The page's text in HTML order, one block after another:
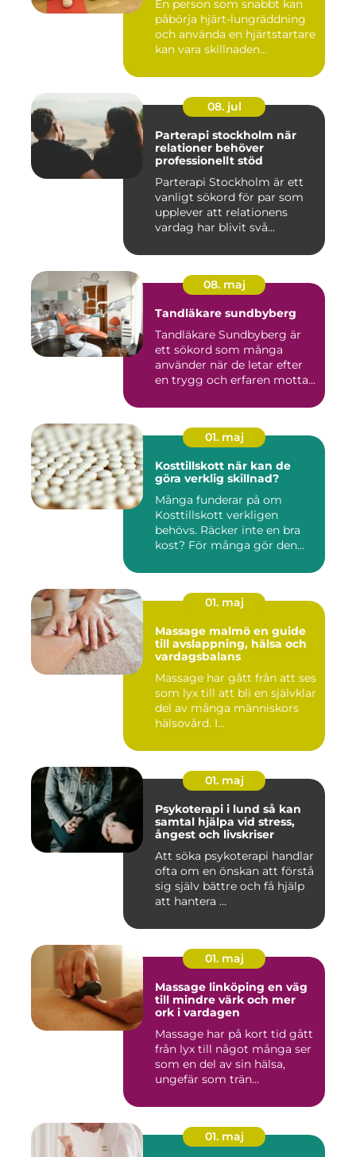
En person som snabbt kan
påbörja hjärt-lungräddning
och använda en hjärtstartare
kan vara skillnaden...
08. jul
Parterapi stockholm när
relationer behöver
professionellt stöd
Parterapi Stockholm är ett
vanligt sökord för par som
upplever att relationens
vardag har blivit svå...
08. maj
Tandläkare sundbyberg
Tandläkare Sundbyberg är
ett sökord som många
använder när de letar efter
en trygg och erfaren motta...
01. maj
Kosttillskott när kan de
göra verklig skillnad?
Många funderar på om
Kosttillskott verkligen
behövs. Räcker inte en bra
kost? För många gör den
01. maj
Massage malmö en guide
till avslappning, hälsa och
vardagsbalans
Massage har gått från att ses
som lyx till att bli en självklar
del av många människors
hälsovård. I...
01. maj
Psykoterapi i lund så kan
samtal hjälpa vid stress,
ångest och livskriser
Att söka psykoterapi handlar
ofta om en önskan att förstå
sig själv bättre och få hjälp
att hantera ...
01. maj
Massage linköping en väg
till mindre värk och mer
ork i vardagen
Massage har på kort tid gått
från lyx till något många ser
som en del av sin hälsa,
ungefär som trän...
01. maj